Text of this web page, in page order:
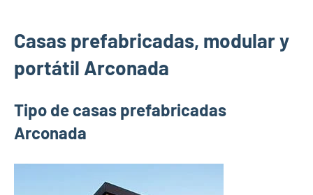
Casas prefabricadas, modular y
portátil Arconada
Tipo de casas prefabricadas
Arconada